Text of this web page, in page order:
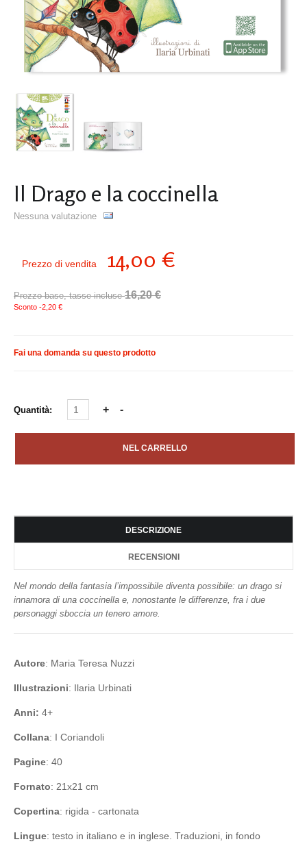
Il Drago e la coccinella
Nessuna valutazione
Prezzo di vendita 14,00 €
Prezzo base, tasse incluse 16,20 €
Sconto -2,20 €
Fai una domanda su questo prodotto
Quantità:
DESCRIZIONE
RECENSIONI
Nel mondo della fantasia l’impossibile diventa possibile: un drago si
innamora di una coccinella e, nonostante le differenze, fra i due
personaggi sboccia un tenero amore.
Autore: Maria Teresa Nuzzi
Illustrazioni: Ilaria Urbinati
Anni: 4+
Collana: I Coriandoli
Pagine: 40
Fornato: 21x21 cm
Copertina: rigida - cartonata
Lingue: testo in italiano e in inglese. Traduzioni, in fondo